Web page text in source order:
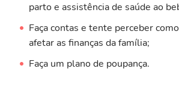
parto e assistência de saúde ao
Faça contas e tente perceber
afetar as finanças da família;
Faça um plano de poupança.